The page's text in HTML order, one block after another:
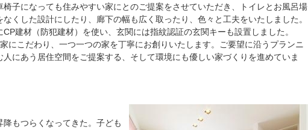
子になっても住みやすい家にとのご提案をさせていただき、トイレとお風呂場
くした設計にしたり、廊下の幅も広く取ったり、色々と工夫をいたしました。
建材（防犯建材）を使い、玄関には指紋認証の玄関キーも設置しました。
にこだわり、一つ一つの家を丁寧にお創りいたします。ご要望に沿うプランニ
にあう居住空間をご提案する、そして環境にも優しい家づくりを進めていま
降もつらくなってきた。子ども